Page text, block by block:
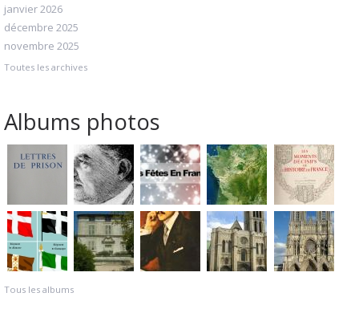
janvier 2026
décembre 2025
novembre 2025
Toutes les archives
Albums photos
Tous les albums